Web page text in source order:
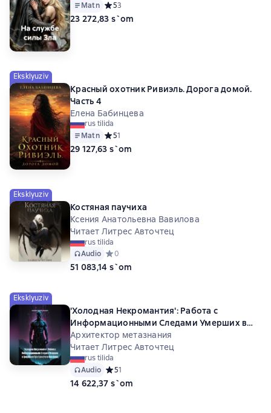
Matn Средний рейтинг 5 на основе 3 оценок
53
23 272,83 s`om
Eksklyuziv
Красный охотник Ривиэль. Дорога домой.
Часть 4
Елена Бабинцева
rus tilida
Matn Средний рейтинг 5 на основе 1 оценок
51
29 127,63 s`om
Eksklyuziv
Костяная паучиха
Ксения Анатольевна Вавилова
Читает Литрес Авточтец
rus tilida
Audio Средний рейтинг 0 на основе 0 оценок
0
51 083,14 s`om
Eksklyuziv
'Холодная Некромантия': Работа с
Информационными Следами Умерших в
Цифровом Пространстве и Ноосфере
Архитектор метазнания
Читает Литрес Авточтец
rus tilida
Audio Средний рейтинг 5 на основе 1 оценок
51
14 622,37 s`om